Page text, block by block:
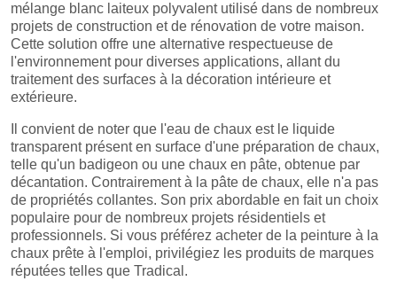
mélange blanc laiteux polyvalent utilisé dans de nombreux
projets de construction et de rénovation de votre maison.
Cette solution offre une alternative respectueuse de
l'environnement pour diverses applications, allant du
traitement des surfaces à la décoration intérieure et
extérieure.
Il convient de noter que l'eau de chaux est le liquide
transparent présent en surface d'une préparation de chaux,
telle qu'un badigeon ou une chaux en pâte, obtenue par
décantation. Contrairement à la pâte de chaux, elle n'a pas
de propriétés collantes. Son prix abordable en fait un choix
populaire pour de nombreux projets résidentiels et
professionnels. Si vous préférez acheter de la peinture à la
chaux prête à l'emploi, privilégiez les produits de marques
réputées telles que Tradical.